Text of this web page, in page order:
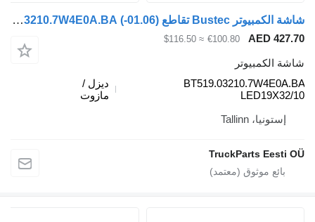
شاشة الكمبيوتر Bustec تقاطع (01.06-) BT519.03210.7W4E0A.BA لـ الباصات Irisbus Arway, Crossway, Crealis, Magelys, Proway, Daily Tourys (2006-)
€100.80
≈ $116.50
TruckParts